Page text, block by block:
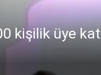
kişilik üye